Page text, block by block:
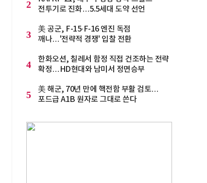
2
전투기로 진화…5.5세대 도약 선언
3
美 공군, F-15·F-16 엔진 독점
깨나…'전략적 경쟁' 입찰 전환
4
한화오션, 칠레서 함정 직접 건조하는 전략
확정…HD현대와 남미서 정면승부
5
美 해군, 70년 만에 핵전함 부활 검토…
포드급 A1B 원자로 그대로 쓴다